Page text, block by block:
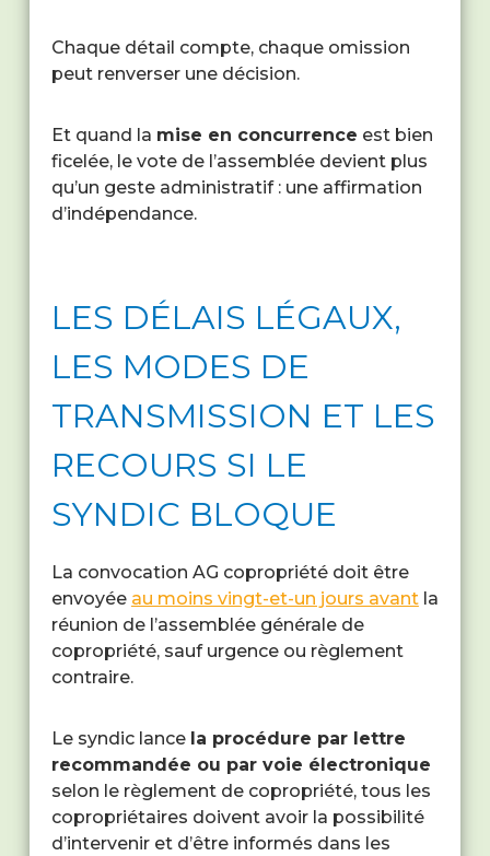
Chaque détail compte, chaque omission
peut renverser une décision.
Et quand la mise en concurrence est bien
ficelée, le vote de l’assemblée devient plus
qu’un geste administratif : une affirmation
d’indépendance.
LES DÉLAIS LÉGAUX,
LES MODES DE
TRANSMISSION ET LES
RECOURS SI LE
SYNDIC BLOQUE
La convocation AG copropriété doit être
envoyée au moins vingt-et-un jours avantla
réunion de l’assemblée générale de
copropriété, sauf urgence ou règlement
contraire.
Le syndic lance la procédure par lettre
recommandée ou par voie électronique
selon le règlement de copropriété, tous les
copropriétaires doivent avoir la possibilité
d’intervenir et d’être informés dans les